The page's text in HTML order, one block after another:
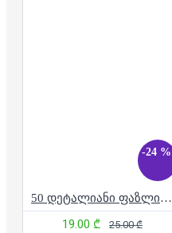
-24 %
50 დეტალიანი ფაზლი - მოტო რბოლა
19.00 ₾ 25.00 ₾